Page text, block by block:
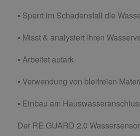
▪ Sperrt im Schadensfall die
▪ Misst & analysiert Ihren
▪ Arbeitet autark
▪ Verwendung von bleifreien
▪ Einbau am
Der RE.GUARD 2.0